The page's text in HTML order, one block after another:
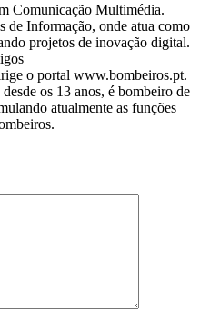
Comunicação Multimédia.
de Informação, onde atua como
projetos de inovação digital.
o portal www.bombeiros.pt.
os 13 anos, é bombeiro de
atualmente as funções